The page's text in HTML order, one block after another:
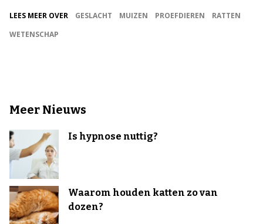
LEES MEER OVER GESLACHT MUIZEN PROEFDIEREN
RATTEN
WETENSCHAP
Meer Nieuws
Is hypnose nuttig?
Waarom houden katten zo van
dozen?